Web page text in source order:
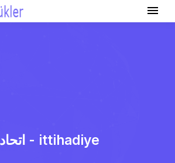
اتحادیه - ittihadiye